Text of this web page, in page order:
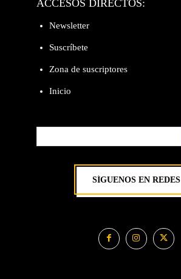
ACCESOS DIRECTOS:
Newsletter
Suscríbete
Zona de suscriptores
Inicio
SÍGUENOS EN REDES